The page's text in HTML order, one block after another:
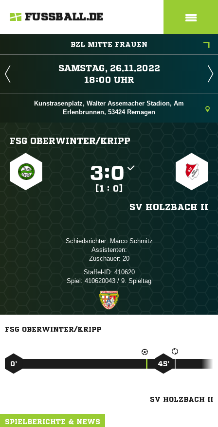
FUSSBALL.DE
BZL MITTE FRAUEN
 
 
Kunstrasenplatz, Walter Assemacher Stadion, Am
Erlenbrunnen, 53424 Remagen
FSG OBERWINTER/​KRIPP
:
[1 : 0]
SV HOLZBACH II
Schiedsrichter:  
Assistenten:
Zuschauer: 20
Staffel-ID: 410620
Spiel: 410620043 / 9. Spieltag
FSG OBERWINTER/KRIPP
0’ 45’
SV HOLZBACH II
SPIELBERICHTE & NEWS